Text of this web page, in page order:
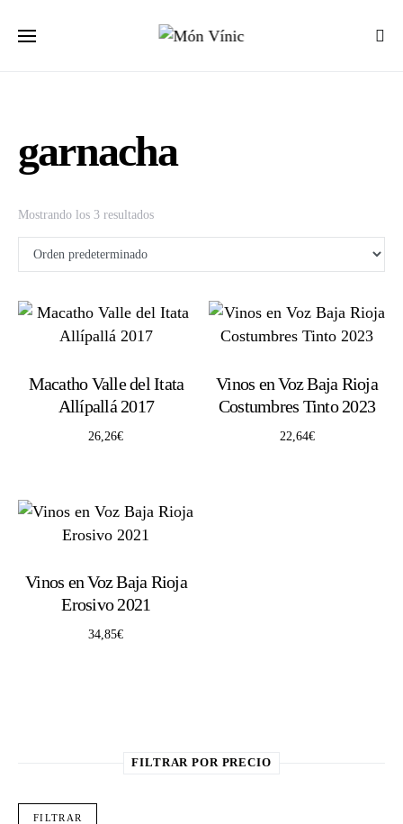
garnacha
Mostrando los 3 resultados
Macatho Valle del Itata
Allípallá 2017
26,26€
Vinos en Voz Baja Rioja
Costumbres Tinto 2023
22,64€
Vinos en Voz Baja Rioja
Erosivo 2021
34,85€
FILTRAR POR PRECIO
FILTRAR